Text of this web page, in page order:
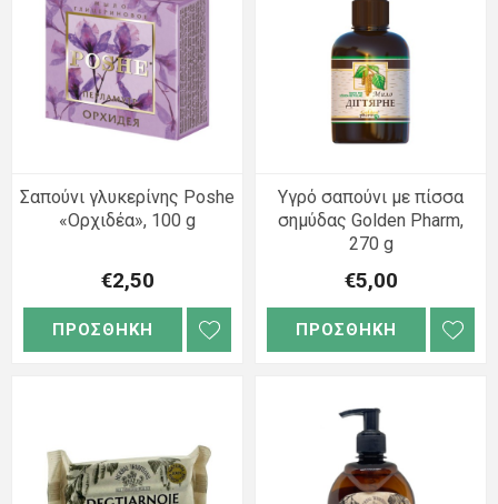
Σαπούνι γλυκερίνης Poshe
«Ορχιδέα», 100 g
€2,50
ΠΡΟΣΘΗΚΗ
Υγρό σαπούνι με πίσσα
σημύδας Golden Pharm,
270 g
€5,00
ΠΡΟΣΘΗΚΗ